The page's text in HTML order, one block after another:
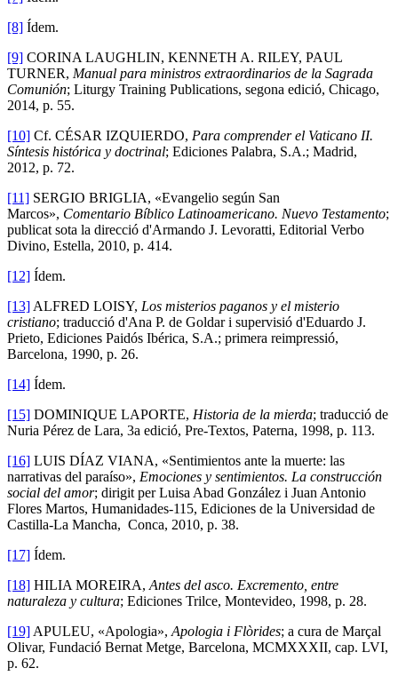
[8] Ídem.
[9] CORINA LAUGHLIN, KENNETH A. RILEY, PAUL
TURNER, Manual para ministros extraordinarios de la Sagrada
Comunión; Liturgy Training Publications, segona edició, Chicago,
2014, p. 55.
[10] Cf. CÉSAR IZQUIERDO, Para comprender el Vaticano II.
Síntesis histórica y doctrinal; Ediciones Palabra, S.A.; Madrid,
2012, p. 72.
[11] SERGIO BRIGLIA, «Evangelio según San
Marcos», Comentario Bíblico Latinoamericano. Nuevo Testamento;
publicat sota la direcció d'Armando J. Levoratti, Editorial Verbo
Divino, Estella, 2010, p. 414.
[12] Ídem.
[13] ALFRED LOISY, Los misterios paganos y el misterio
cristiano; traducció d'Ana P. de Goldar i supervisió d'Eduardo J.
Prieto, Ediciones Paidós Ibérica, S.A.; primera reimpressió,
Barcelona, 1990, p. 26.
[14] Ídem.
[15] DOMINIQUE LAPORTE, Historia de la mierda; traducció de
Nuria Pérez de Lara, 3a edició, Pre-Textos, Paterna, 1998, p. 113.
[16] LUIS DÍAZ VIANA, «Sentimientos ante la muerte: las
narrativas del paraíso», Emociones y sentimientos. La construcción
social del amor; dirigit per Luisa Abad González i Juan Antonio
Flores Martos, Humanidades-115, Ediciones de la Universidad de
Castilla-La Mancha, Conca, 2010, p. 38.
[17] Ídem.
[18] HILIA MOREIRA, Antes del asco. Excremento, entre
naturaleza y cultura; Ediciones Trilce, Montevideo, 1998, p. 28.
[19] APULEU, «Apologia», Apologia i Flòrides; a cura de Marçal
Olivar, Fundació Bernat Metge, Barcelona, MCMXXXII, cap. LVI,
p. 62.